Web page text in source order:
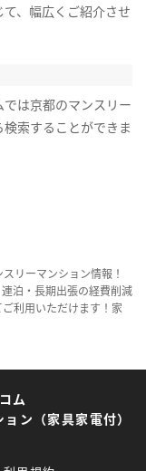
、幅広くご紹介させ
は京都のマンスリー
索することができま
リーマンション情報！
泊・長期出張の経費削減
利用いただけます！家
ム
ン（家具家電付）